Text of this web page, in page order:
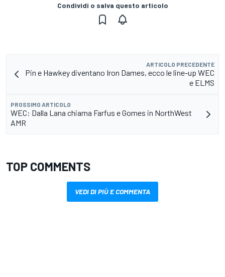
Condividi o salva questo articolo
ARTICOLO PRECEDENTE
Pin e Hawkey diventano Iron Dames, ecco le line-up WEC
e ELMS
PROSSIMO ARTICOLO
WEC: Dalla Lana chiama Farfus e Gomes in NorthWest
AMR
TOP COMMENTS
VEDI DI PIÙ E COMMENTA